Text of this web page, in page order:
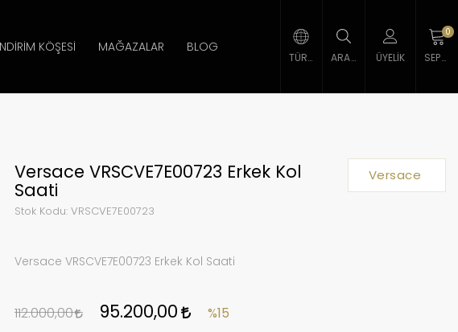
İNDIRIM KÖŞESI MAĞAZALAR BLOG
ÜYELIK
0
Versace
Versace VRSCVE7E00723 Erkek Kol
Saati
Stok Kodu: VRSCVE7E00723
Versace VRSCVE7E00723 Erkek Kol Saati
112.000,00 95.200,00 %15